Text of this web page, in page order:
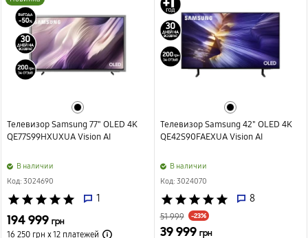
Телевизор Samsung 77" OLED 4K
QE77S99HXUXUA Vision AI
B наличии
Код: 3024690
star star star star star 1
194 999 грн
16 250 грн х 12 платежей
Телевизор Samsung 42" OLED 4K
QE42S90FAEXUA Vision AI
B наличии
Код: 3024070
star star star star star 8
51 999 -23%
39 999 грн